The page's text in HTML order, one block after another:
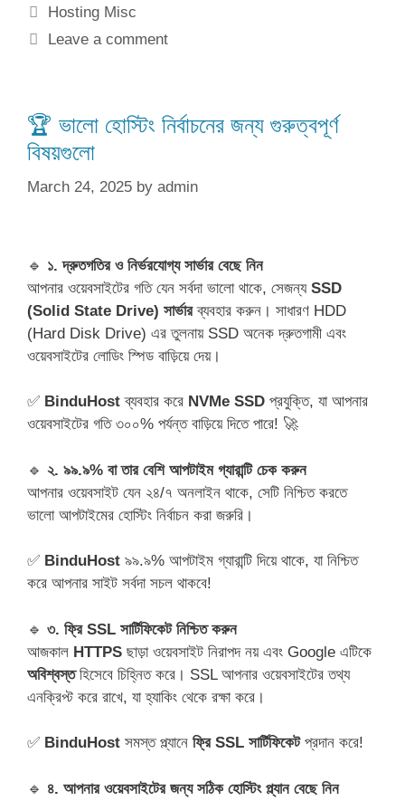
Categories
Hosting Misc
Leave a comment
🏆 ভালো হোস্টিং নির্বাচনের জন্য গুরুত্বপূর্ণ
বিষয়গুলো
March 24, 2025 by admin
🔹 ১. দ্রুতগতির ও নির্ভরযোগ্য সার্ভার বেছে নিন
আপনার ওয়েবসাইটের গতি যেন সর্বদা ভালো থাকে, সেজন্য SSD
(Solid State Drive) সার্ভারব্যবহার করুন। সাধারণ HDD
(Hard Disk Drive) এর তুলনায় SSD অনেক দ্রুতগামী এবং
ওয়েবসাইটের লোডিং স্পিড বাড়িয়ে দেয়।
✅ BinduHost ব্যবহার করে NVMe SSD প্রযুক্তি, যা আপনার
ওয়েবসাইটের গতি ৩০০% পর্যন্ত বাড়িয়ে দিতে পারে! 🚀
🔹 ২. ৯৯.৯% বা তার বেশি আপটাইম গ্যারান্টি চেক করুন
আপনার ওয়েবসাইট যেন ২৪/৭ অনলাইন থাকে, সেটি নিশ্চিত করতে
ভালো আপটাইমের হোস্টিং নির্বাচন করা জরুরি।
✅ BinduHost ৯৯.৯% আপটাইম গ্যারান্টি দিয়ে থাকে, যা নিশ্চিত
করে আপনার সাইট সর্বদা সচল থাকবে!
🔹 ৩. ফ্রি SSL সার্টিফিকেট নিশ্চিত করুন
আজকাল HTTPS ছাড়া ওয়েবসাইট নিরাপদ নয় এবং Google এটিকে
অবিশ্বস্তহিসেবে চিহ্নিত করে। SSL আপনার ওয়েবসাইটের তথ্য
এনক্রিপ্ট করে রাখে, যা হ্যাকিং থেকে রক্ষা করে।
✅ BinduHost সমস্ত প্ল্যানে ফ্রি SSL সার্টিফিকেটপ্রদান করে!
🔹 ৪. আপনার ওয়েবসাইটের জন্য সঠিক হোস্টিং প্ল্যান বেছে নিন